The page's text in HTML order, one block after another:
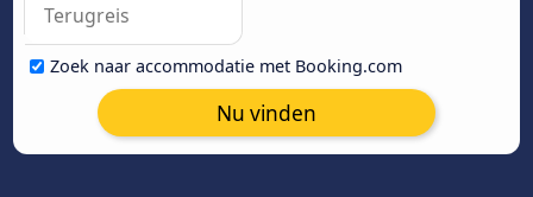
Zoek naar accommodatie met Booking.com
Nu vinden